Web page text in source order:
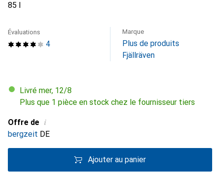
85 l
4
Évaluations Marque
Plus de produits
Fjällräven
Livré mer, 12/8
Plus que 1 pièce en stock chez le fournisseur tiers
Offre de i
bergzeit DE
Ajouter au panier